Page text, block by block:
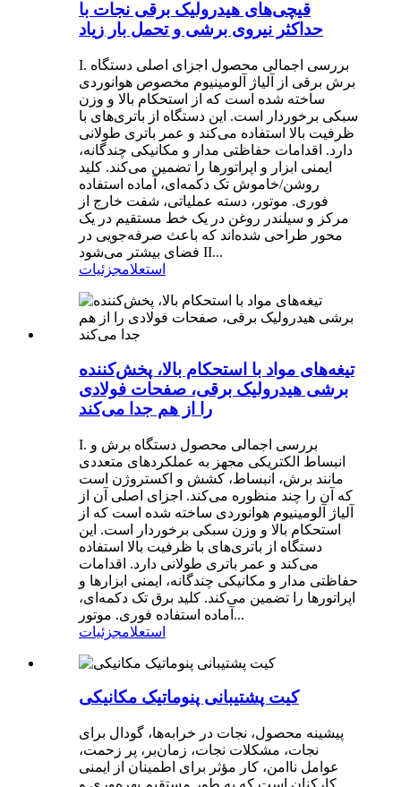
قیچی‌های هیدرولیک برقی نجات با
حداکثر نیروی برشی و تحمل بار زیاد
I. بررسی اجمالی محصول اجزای اصلی دستگاه
برش برقی از آلیاژ آلومینیوم مخصوص هوانوردی
ساخته شده است که از استحکام بالا و وزن
سبکی برخوردار است. این دستگاه از باتری‌های با
ظرفیت بالا استفاده می‌کند و عمر باتری طولانی
دارد. اقدامات حفاظتی مدار و مکانیکی چندگانه،
ایمنی ابزار و اپراتورها را تضمین می‌کند. کلید
روشن/خاموش تک دکمه‌ای، آماده استفاده
فوری. موتور، دسته عملیاتی، شفت خارج از
مرکز و سیلندر روغن در یک خط مستقیم در یک
محور طراحی شده‌اند که باعث صرفه‌جویی در
فضای بیشتر می‌شود II...
استعلامجزئیات
تیغه‌های مواد با استحکام بالا، پخش‌کننده
برشی هیدرولیک برقی، صفحات فولادی
را از هم جدا می‌کند
I. بررسی اجمالی محصول دستگاه برش و
انبساط الکتریکی مجهز به عملکردهای متعددی
مانند برش، انبساط، کشش و اکستروژن است
که آن را چند منظوره می‌کند. اجزای اصلی آن از
آلیاژ آلومینیوم هوانوردی ساخته شده است که از
استحکام بالا و وزن سبکی برخوردار است. این
دستگاه از باتری‌های با ظرفیت بالا استفاده
می‌کند و عمر باتری طولانی دارد. اقدامات
حفاظتی مدار و مکانیکی چندگانه، ایمنی ابزارها و
اپراتورها را تضمین می‌کند. کلید برق تک دکمه‌ای،
آماده استفاده فوری. موتور...
استعلامجزئیات
کیت پشتیبانی پنوماتیک مکانیکی
پیشینه محصول، نجات در خرابه‌ها، گودال برای
نجات، مشکلات نجات، زمان‌بر، پر زحمت،
عوامل ناامن، کار مؤثر برای اطمینان از ایمنی
کارکنان است که به طور مستقیم بهره‌وری و